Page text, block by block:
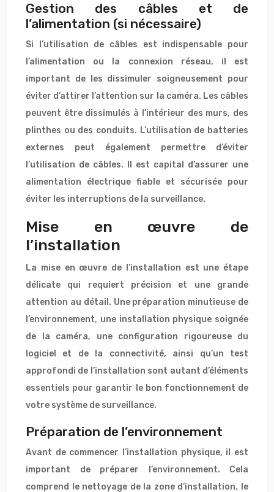
Gestion des câbles et de
l’alimentation (si nécessaire)
Si l’utilisation de câbles est indispensable pour
l’alimentation ou la connexion réseau, il est
important de les dissimuler soigneusement pour
éviter d’attirer l’attention sur la caméra. Les câbles
peuvent être dissimulés à l’intérieur des murs, des
plinthes ou des conduits. L’utilisation de batteries
externes peut également permettre d’éviter
l’utilisation de câbles. Il est capital d’assurer une
alimentation électrique fiable et sécurisée pour
éviter les interruptions de la surveillance.
Mise en œuvre de
l’installation
La mise en œuvre de l’installation est une étape
délicate qui requiert précision et une grande
attention au détail. Une préparation minutieuse de
l’environnement, une installation physique soignée
de la caméra, une configuration rigoureuse du
logiciel et de la connectivité, ainsi qu’un test
approfondi de l’installation sont autant d’éléments
essentiels pour garantir le bon fonctionnement de
votre système de surveillance.
Préparation de l’environnement
Avant de commencer l’installation physique, il est
important de préparer l’environnement. Cela
comprend le nettoyage de la zone d’installation, le